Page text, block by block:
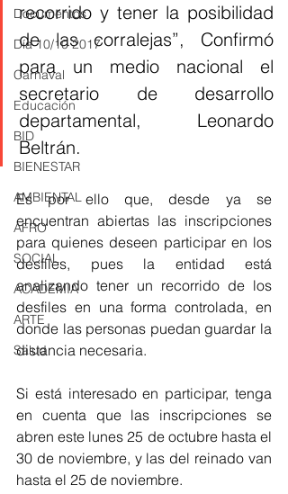
Documentos
Día 10/10 2017
Carnaval
Educación
BID
BIENESTAR
AMBIENTAL
AFRO
SOCIAL
ACADEMIA
ARTE
Salud
recorrido y tener la posibilidad
de las corralejas”, Confirmó
para un medio nacional el
secretario de desarrollo
departamental, Leonardo
Beltrán.
Es por ello que, desde ya se
encuentran abiertas las inscripciones
para quienes deseen participar en los
desfiles, pues la entidad está
analizando tener un recorrido de los
desfiles en una forma controlada, en
donde las personas puedan guardar la
distancia necesaria.
Si está interesado en participar, tenga
en cuenta que las inscripciones se
abren este lunes 25 de octubre hasta el
30 de noviembre, y las del reinado van
hasta el 25 de noviembre.